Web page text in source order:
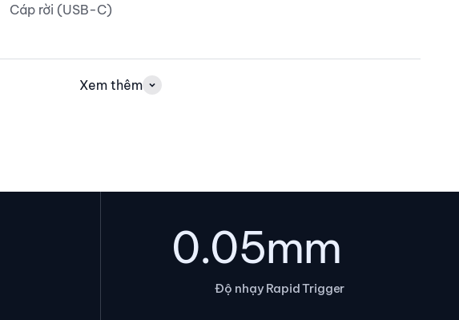
Cáp rời (USB-C)
Xem thêm
0.05mm
Độ nhạy Rapid Trigger